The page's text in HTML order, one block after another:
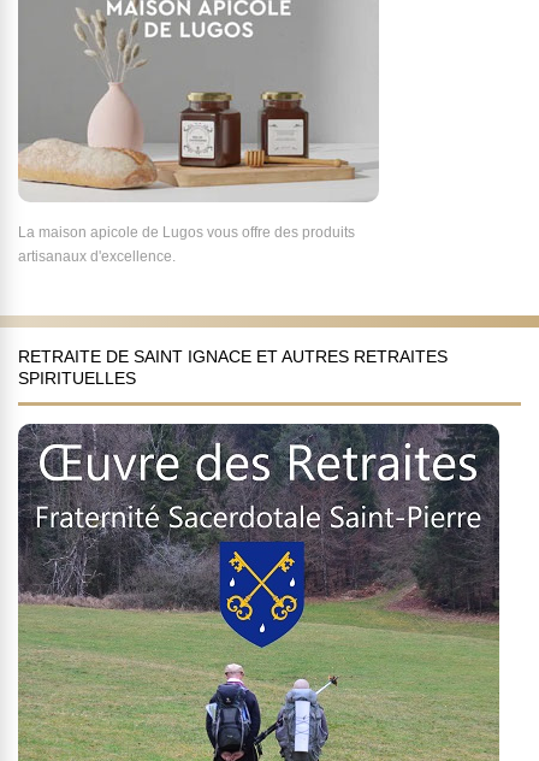
La maison apicole de Lugos vous offre des produits
artisanaux d'excellence.
RETRAITE DE SAINT IGNACE ET AUTRES RETRAITES
SPIRITUELLES